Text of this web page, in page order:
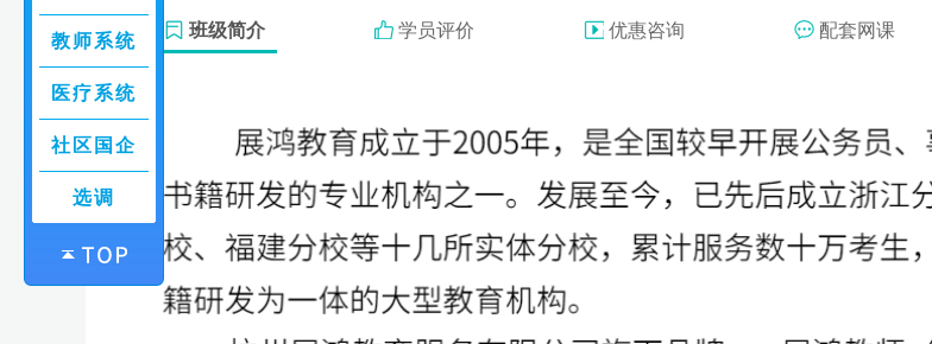
班级简介 学员评价 优惠咨询 配套网课
教师系统
医疗系统
社区国企
选调